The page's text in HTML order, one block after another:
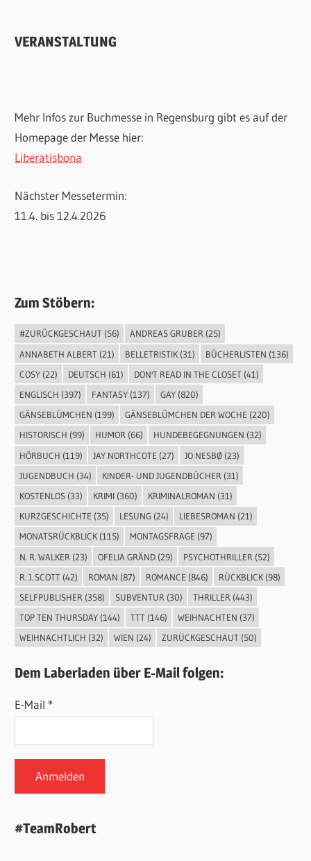
VERANSTALTUNG
Mehr Infos zur Buchmesse in Regensburg gibt es auf der
Homepage der Messe hier:
Liberatisbona
Nächster Messetermin:
11.4. bis 12.4.2026
Zum Stöbern:
#ZURÜCKGESCHAUT(56) ANDREAS GRUBER(25)
ANNABETH ALBERT(21) BELLETRISTIK(31) BÜCHERLISTEN (136)
COSY(22) DEUTSCH (61) DON'T READ IN THE CLOSET(41)
ENGLISCH (397) FANTASY(137) GAY(820)
GÄNSEBLÜMCHEN (199) GÄNSEBLÜMCHEN DER WOCHE (220)
HISTORISCH (99) HUMOR(66) HUNDEBEGEGNUNGEN (32)
HÖRBUCH (119) JAY NORTHCOTE (27) JO NESBØ(23)
JUGENDBUCH (34) KINDER- UND JUGENDBÜCHER (31)
KOSTENLOS(33) KRIMI(360) KRIMINALROMAN (31)
KURZGESCHICHTE (35) LESUNG(24) LIEBESROMAN (21)
MONATSRÜCKBLICK(115) MONTAGSFRAGE (97)
N. R. WALKER (23) OFELIA GRÄND(29) PSYCHOTHRILLER (52)
R. J. SCOTT(42) ROMAN (87) ROMANCE (846) RÜCKBLICK(98)
SELFPUBLISHER (358) SUBVENTUR (30) THRILLER (443)
TOP TEN THURSDAY(144) TTT(146) WEIHNACHTEN (37)
WEIHNACHTLICH (32) WIEN (24) ZURÜCKGESCHAUT(50)
Dem Laberladen über E-Mail folgen:
E-Mail *
#TeamRobert